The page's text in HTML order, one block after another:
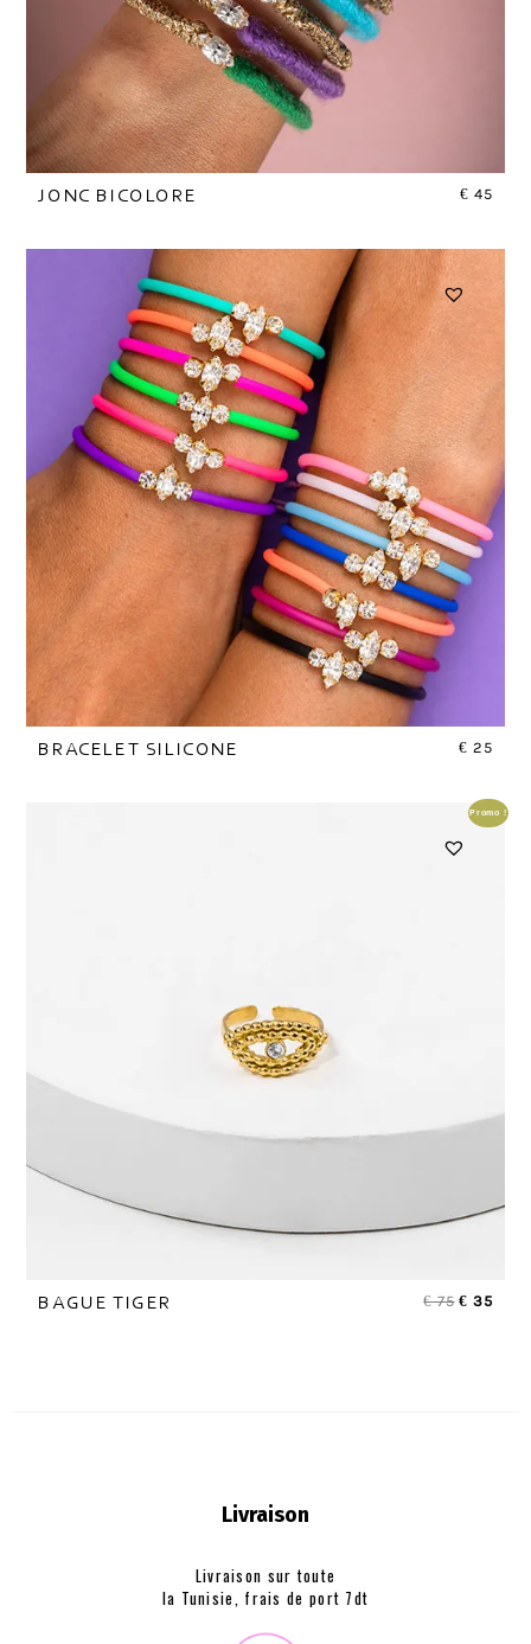
JONC BICOLORE € 45
BRACELET SILICONE € 25
Promo !
BAGUE TIGER €75 € 35
Livraison
Livraison sur toute
la Tunisie, frais de port 7dt